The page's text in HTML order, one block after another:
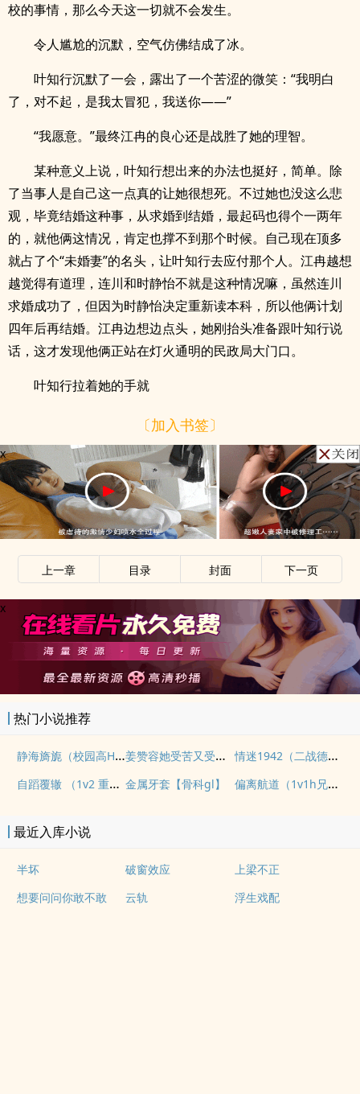
校的事情，那么今天这一切就不会发生。
令人尴尬的沉默，空气仿佛结成了冰。
叶知行沉默了一会，露出了一个苦涩的微笑：“我明白
了，对不起，是我太冒犯，我送你——”
“我愿意。”最终江冉的良心还是战胜了她的理智。
某种意义上说，叶知行想出来的办法也挺好，简单。除
了当事人是自己这一点真的让她很想死。不过她也没这么悲
观，毕竟结婚这种事，从求婚到结婚，最起码也得个一两年
的，就他俩这情况，肯定也撑不到那个时候。自己现在顶多
就占了个“未婚妻”的名头，让叶知行去应付那个人。江冉越想
越觉得有道理，连川和时静怡不就是这种情况嘛，虽然连川
求婚成功了，但因为时静怡决定重新读本科，所以他俩计划
四年后再结婚。江冉边想边点头，她刚抬头准备跟叶知行说
话，这才发现他俩正站在灯火通明的民政局大门口。
叶知行拉着她的手就
〔加入书签〕
x
上一章 目录 封面 下一页
x
热门小说推荐
静海旖旎（校园高H） 姜赞容她受苦又受难（NPH）
情迷1942（二战德国）
自蹈覆辙 （1v2 重生） 金属牙套【骨科gl】 偏离航道（1v1h兄妹骨科bg）
最近入库小说
半坏 破窗效应
上梁不正
想要问问你敢不敢
云轨 浮生戏配